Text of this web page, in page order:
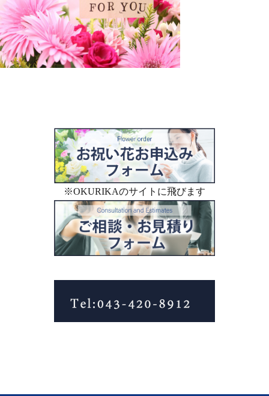
※OKURIKAのサイトに飛びます